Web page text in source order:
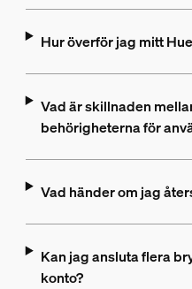
Hur överför jag mitt
Vad är skillnaden
behörigheterna för
Vad händer om jag
Kan jag ansluta flera
konto?